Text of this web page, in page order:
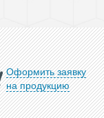
Оформить заявку
на продукцию